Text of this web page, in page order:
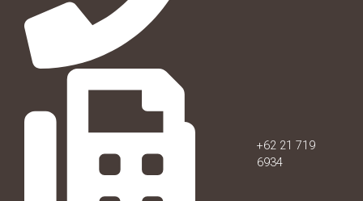
+62 21 719
6934